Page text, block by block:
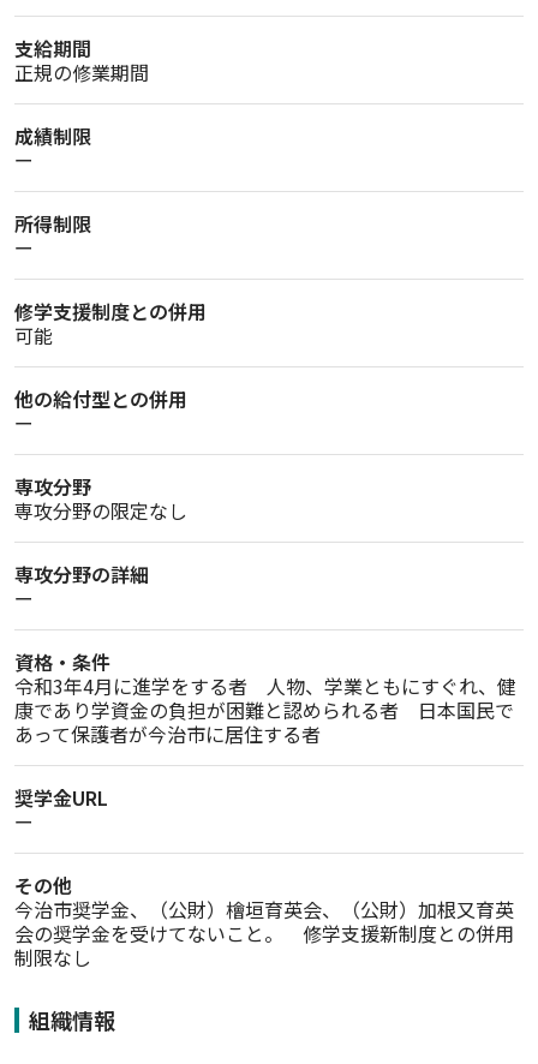
支給期間
正規の修業期間
成績制限
ー
所得制限
ー
修学支援制度との併用
可能
他の給付型との併用
ー
専攻分野
専攻分野の限定なし
専攻分野の詳細
ー
資格・条件
令和3年4月に進学をする者　人物、学業ともにすぐれ、健
康であり学資金の負担が困難と認められる者　日本国民で
あって保護者が今治市に居住する者
奨学金URL
ー
その他
今治市奨学金、（公財）檜垣育英会、（公財）加根又育英
会の奨学金を受けてないこと。　修学支援新制度との併用
制限なし
組織情報